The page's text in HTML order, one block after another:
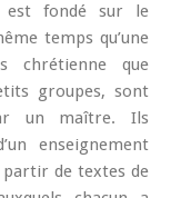
est fondé sur le
temps qu’une
chrétienne que
groupes, sont
un maître. Ils
enseignement
de textes de